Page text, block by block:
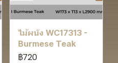
ไม้ผนัง WC17313 -
Burmese Teak
฿720